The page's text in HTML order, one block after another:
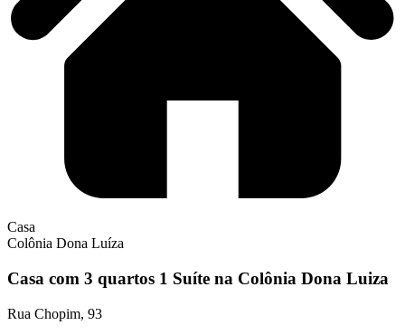
Casa
Colônia Dona Luíza
Casa com 3 quartos 1 Suíte na Colônia Dona Luiza
Rua Chopim, 93